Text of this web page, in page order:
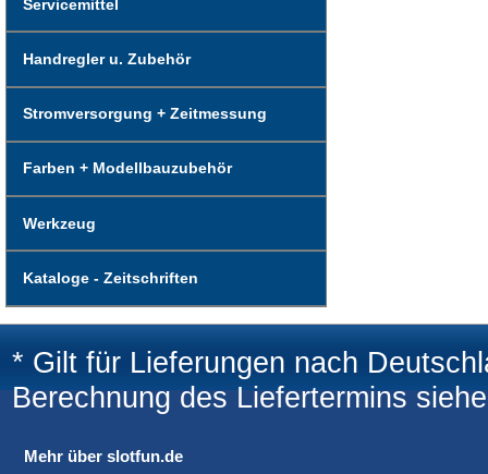
Servicemittel
Handregler u. Zubehör
Stromversorgung + Zeitmessung
Farben + Modellbauzubehör
Werkzeug
Kataloge - Zeitschriften
* Gilt für Lieferungen nach
Berechnung des Liefertermins
Mehr über slotfun.de